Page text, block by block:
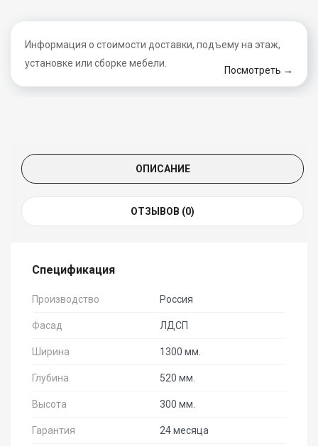
Информация о стоимости доставки, подъему на этаж,
установке или сборке мебели.
Посмотреть →
ОПИСАНИЕ
ОТЗЫВОВ (0)
Спецификация
Производство Россия
Фасад ЛДСП
Ширина 1300 мм.
Глубина 520 мм.
Высота 300 мм.
Гарантия 24 месяца